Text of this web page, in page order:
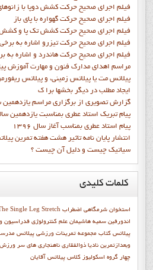
فيلم اجراي صحيح حرکت كشش دوپا با
فيلم اجراي صحيح حرکت گهواره با پاي باز
فيلم اجراي صحيح حرکت کشش تک پا و کشش
فيلم اجراي صحيح حرکت تيزرو اشاره به برخي
فيلم اجراي صحيح حرکت هاندرد و اشاره به
مراسم اهدای مدارک فنون و مهارت آموزش
پیلاتس مت یا پیلاتس زمینی، و پیلاتس ریفورمر
ايجاد مطلب در ديگر بخشها برا ک
گزارش تصويري از برگزاري مراسم
پيام تبريک استاد عطري بمناسبت يازدهمين
پيام استاد عطري بمناسب آغاز سال 1396
انتشار پايان نامه تاثیر هشت هفته تمرین
سیاتیک چیست و دلیل آن چیست ؟
کلماتکلیدی
Single Leg Stretch استخوان شرمگاهي اضطراب
اندورفین سميه هاشيمان علم کنترولوژي فدراسیون
پیلاتس كتاب مجموعه تمرينات ورزشي پيلاتس
وبعدازتمرین ناديا ذوالفقاري ناهنجاری های سر
چهار گروه اسکولیوز کلاس پیلاتس آقایان